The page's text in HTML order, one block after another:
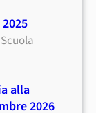
alla
2026